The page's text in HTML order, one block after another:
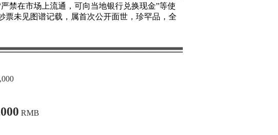
禁在市场上流通，可向当地银行兑换现金”等使
票未见图谱记载，属首次公开面世，珍罕品，全
RMB